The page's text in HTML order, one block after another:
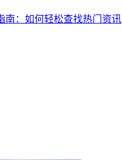
南：如何轻松查找热门资讯